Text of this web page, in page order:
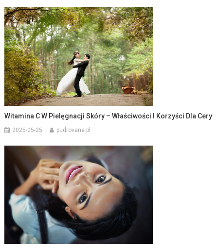
Witamina C W Pielęgnacji Skóry – Właściwości I Korzyści Dla Cery
2025-05-25 pudrovane.pl